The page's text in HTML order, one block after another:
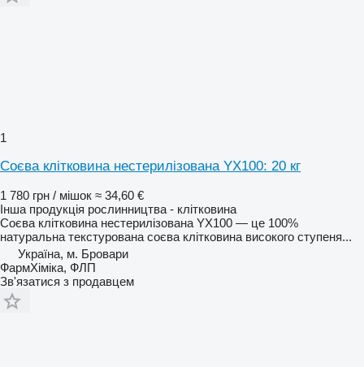
1
Соєва клітковина нестерилізована YX100: 20 кг
1 780 грн / мішок ≈ 34,60 €
Інша продукція рослинництва - клітковина
Соєва клітковина нестерилізована YX100 — це 100%
натуральна текстурована соєва клітковина високого ступеня...
Україна, м. Бровари
ФармХіміка, ФЛП
Зв'язатися з продавцем